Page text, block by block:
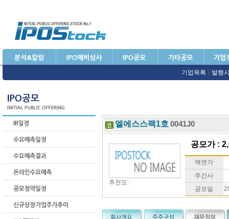
기업목록 발행
엘에스스팩1호 0041J0
추천도 :
공모가 :
액면가
주간사
공모일